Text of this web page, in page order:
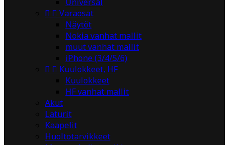
  Varaosat
Näytöt
Nokia vanhat mallit
muut vanhat mallit
iPhone (3/4/5/6)
  Kuulokkeet, HF
Kuulokkeet
HF vanhat mallit
Akut
Laturit
Kaapelit
Huoltotarvikkeet